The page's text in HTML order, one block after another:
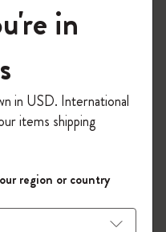
へようこそ
すると、初回注
になります。セ
は適用外。
成して限定オフ
多くのインスピ
れましょう。
in
in USD. International
items shipping
region or country